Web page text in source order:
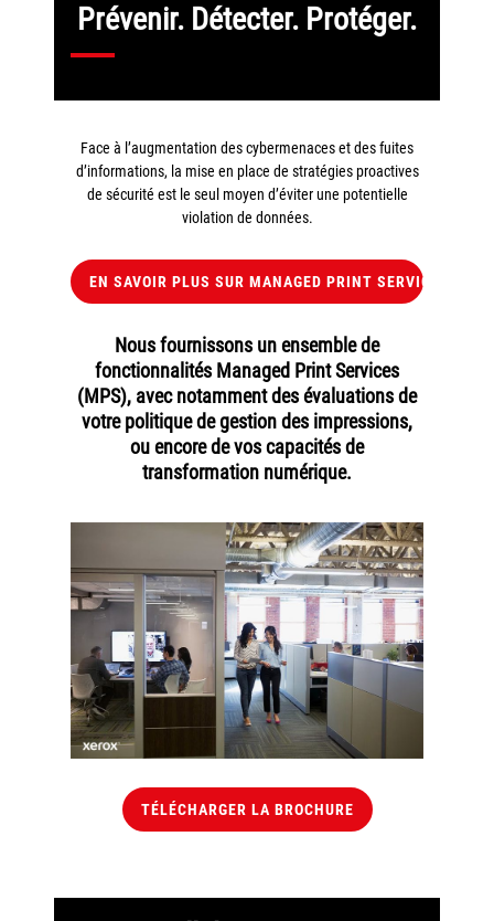
Prévenir. Détecter. Protéger.
Face à l’augmentation des cybermenaces et des fuites
d’informations, la mise en place de stratégies proactives
de sécurité est le seul moyen d’éviter une potentielle
violation de données.
EN SAVOIR PLUS SUR MANAGED PRINT SERVICES
Nous fournissons un ensemble de
fonctionnalités Managed Print Services
(MPS), avec notamment des évaluations de
votre politique de gestion des impressions,
ou encore de vos capacités de
transformation numérique.
TÉLÉCHARGER LA BROCHURE